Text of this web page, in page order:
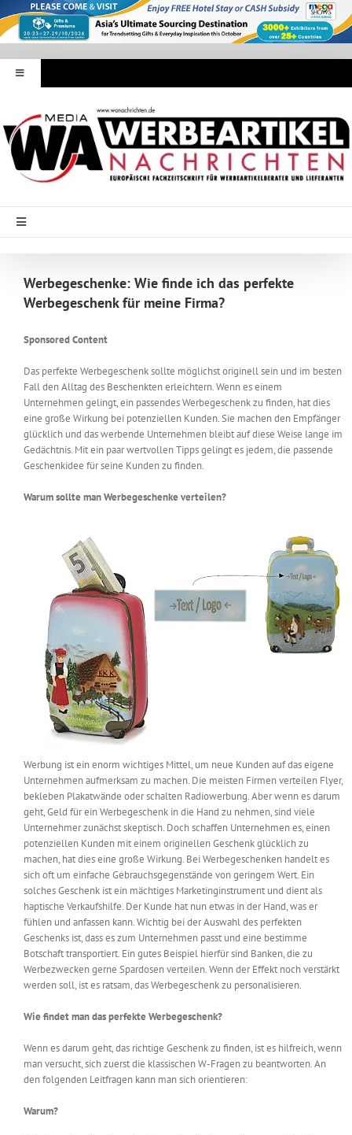
Inhalt
springen
Toggle
Navigation
Werbeartikel Nachrichten
E-Paper
WA Media
Kontakt
Toggle
Branche Intern
Messen & Events
Unternehmen
Interviews
Product Guide
Jobshop
Werbegeschenke: Wie finde ich das perfekte
Werbegeschenk für meine Firma?
Sponsored Content
Das perfekte Werbegeschenk sollte möglichst originell sein und im besten
Fall den Alltag des Beschenkten erleichtern. Wenn es einem
Unternehmen gelingt, ein passendes Werbegeschenk zu finden, hat dies
eine große Wirkung bei potenziellen Kunden. Sie machen den Empfänger
glücklich und das werbende Unternehmen bleibt auf diese Weise lange im
Gedächtnis. Mit ein paar wertvollen Tipps gelingt es jedem, die passende
Geschenkidee für seine Kunden zu finden.
Warum sollte man Werbegeschenke verteilen?
Werbung ist ein enorm wichtiges Mittel, um neue Kunden auf das eigene
Unternehmen aufmerksam zu machen. Die meisten Firmen verteilen Flyer,
bekleben Plakatwände oder schalten Radiowerbung. Aber wenn es darum
geht, Geld für ein Werbegeschenk in die Hand zu nehmen, sind viele
Unternehmer zunächst skeptisch. Doch schaffen Unternehmen es, einen
potenziellen Kunden mit einem originellen Geschenk glücklich zu
machen, hat dies eine große Wirkung. Bei Werbegeschenken handelt es
sich oft um einfache Gebrauchsgegenstände von geringem Wert. Ein
solches Geschenk ist ein mächtiges Marketinginstrument und dient als
haptische Verkaufshilfe. Der Kunde hat nun etwas in der Hand, was er
fühlen und anfassen kann. Wichtig bei der Auswahl des perfekten
Geschenks ist, dass es zum Unternehmen passt und eine bestimme
Botschaft transportiert. Ein gutes Beispiel hierfür sind Banken, die zu
Werbezwecken gerne Spardosen verteilen. Wenn der Effekt noch verstärkt
werden soll, ist es ratsam, das Werbegeschenk zu personalisieren.
Wie findet man das perfekte Werbegeschenk?
Wenn es darum geht, das richtige Geschenk zu finden, ist es hilfreich, wenn
man versucht, sich zuerst die klassischen W-Fragen zu beantworten. An
den folgenden Leitfragen kann man sich orientieren:
Warum?